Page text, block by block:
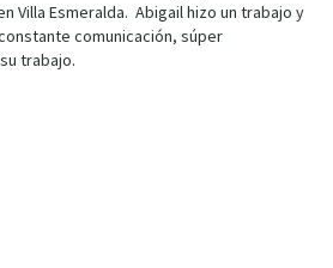
Villa Esmeralda. Abigail hizo un trabajo y
comunicación, súper
trabajo.